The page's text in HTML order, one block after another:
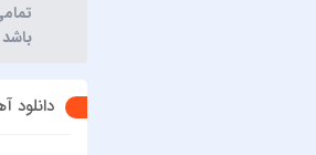
باشد
دانلود